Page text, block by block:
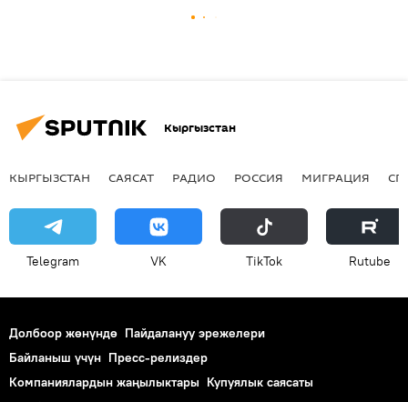
Кыргызстан
КЫРГЫЗСТАН САЯСАТ РАДИО РОССИЯ МИГРАЦИЯ
Telegram VK ТikТоk Rutube
Долбоор жөнүндө Пайдалануу эрежелери
Байланыш үчүн Пресс-релиздер
Компаниялардын жаңылыктары Купуялык саясаты